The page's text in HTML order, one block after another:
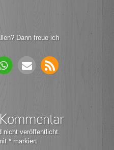
Dann freue ich
nicht veröffentlicht.
* markiert